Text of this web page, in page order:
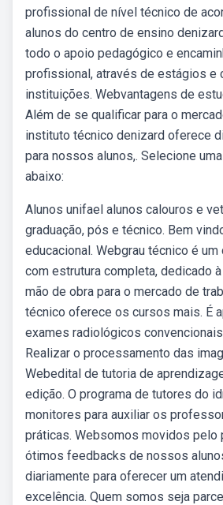
profissional de nível técnico de
alunos do centro de ensino
todo o apoio pedagógico e
profissional, através de estágios e
instituições. Webvantagens de
Além de se qualificar para o
instituto técnico denizard oferece
para nossos alunos,. Selecione
abaixo:
Alunos unifael alunos calouros e
graduação, pós e técnico. Bem
educacional. Webgrau técnico é
com estrutura completa, dedicado
mão de obra para o mercado de
técnico oferece os cursos mais. É
exames radiológicos
Realizar o processamento das
Webedital de tutoria de
edição. O programa de tutores do
monitores para auxiliar os
práticas. Websomos movidos pelo
ótimos feedbacks de nossos
diariamente para oferecer um
excelência. Quem somos seja